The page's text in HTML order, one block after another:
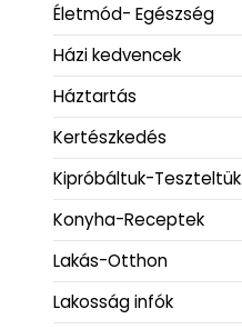
Életmód- Egészség
Házi kedvencek
Háztartás
Kertészkedés
Kipróbáltuk-Teszteltük
Konyha-Receptek
Lakás-Otthon
Lakosság infók